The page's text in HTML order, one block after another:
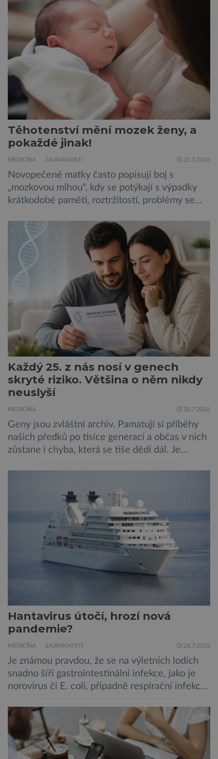
mononutrienty, jsou rybí konzervy kompletní
potravinou,“ říká nutriční specialista Colin
Robertson a zdůrazňuje […]
Těhotenství mění mozek ženy, a
pokaždé jinak!
MEDICÍNA ZAJÍMAVOSTI 31.7.2026
Novopečené matky často popisují boj s
„mozkovou mlhou“, kdy se potýkají s výpadky
krátkodobé paměti, roztržitostí, problémy se
obtíže byly dlouhou dobu připisovány
nedostatku spánku a stresu při péči o
novorozence. Nyní se však ukazuje, že za tím
stojí změny v mozku vyvolané těhotenstvím!
Poporodní mozková mlha, v angličtině […]
Každý 25. z nás nosí v genech
skryté riziko. Většina o něm nikdy
neuslyší
MEDICÍNA 30.7.2026
Geny jsou zvláštní archiv. Pamatují si příběhy
našich předků po tisíce generací a občas v nich
zůstane i chyba, která se tiše dědí dál. Je
jednou rozhodnout o zdraví jeho dítěte. Právě
to je případ řady dědičných onemocnění,
například cystické fibrózy, […]
Hantavirus útočí, hrozí nová
pandemie?
MEDICÍNA ZAJÍMAVOSTI 28.7.2026
Je známou pravdou, že se na výletních lodích
snadno šíří gastrointestinální infekce, jako je
norovirus či E. coli, případně respirační infekce,
Ovšem slyšet o prvním ohnisku hantaviru na
výletní lodi bylo znepokojivé i pro odborníky.
Zdá se, že nebezpečí bylo prozatím zažehnáno.
Máme se bát nové pandemie? Hantavirus […]